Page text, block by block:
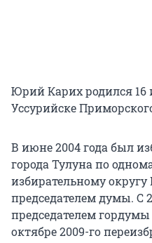
Юрий Карих родился 16
Уссурийске
В июне 2004 года был
города Тулуна по
избирательному округу
председателем думы. С
председателем
октябре 2009-го